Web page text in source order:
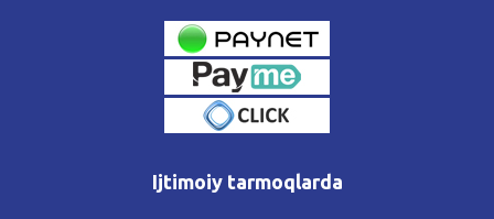
Ijtimoiy tarmoqlarda